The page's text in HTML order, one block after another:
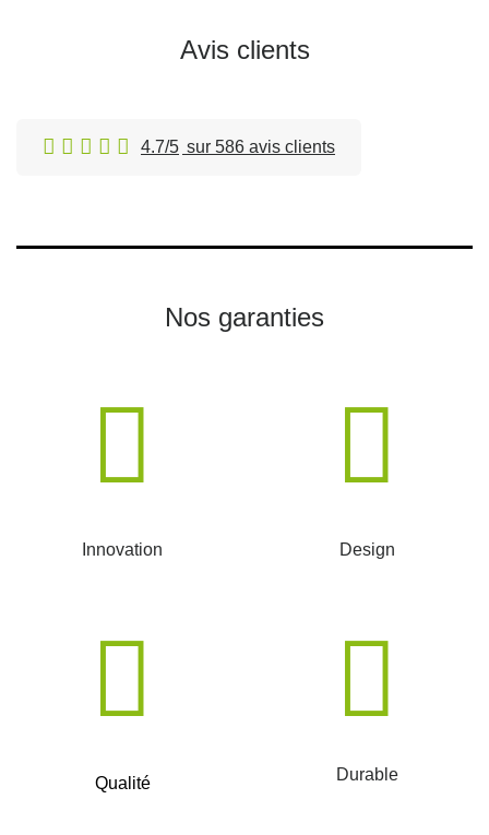
Avis clients
4.7/5 sur 586 avis clients
Nos garanties
Innovation Design
Qualité Durable